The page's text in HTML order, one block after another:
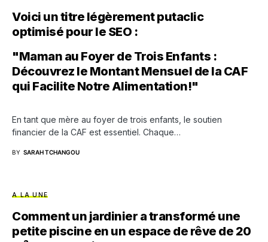
Voici un titre légèrement putaclic
optimisé pour le SEO :
"Maman au Foyer de Trois Enfants :
Découvrez le Montant Mensuel de la CAF
qui Facilite Notre Alimentation!"
En tant que mère au foyer de trois enfants, le soutien
financier de la CAF est essentiel. Chaque…
BY SARAH TCHANGOU
A LA UNE
Comment un jardinier a transformé une
petite piscine en un espace de rêve de 20